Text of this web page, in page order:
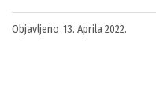
Objavljeno 13. Aprila 2022.